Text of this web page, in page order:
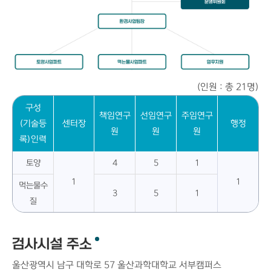
(인원 : 총 21명)
구성
(기술등
록)인력
센터장
책임연구
원
선임연구
원
주임연구
원
행정
토양
1
4 5 1
1
먹는물수
질
3 5 1
검사시설 주소
울산광역시 남구 대학로 57 울산과학대학교 서부캠퍼스